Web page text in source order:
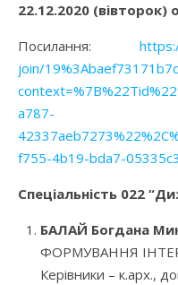
22.12.2020 (вівторок)
Посилання:
join/
a787-
f755-4b19-bda7-
Спеціальність 022
БАЛАЙ Богдана
ФОРМУВАННЯ
Керівники – к.арх.,